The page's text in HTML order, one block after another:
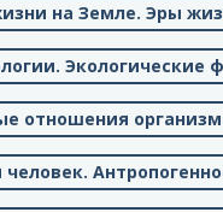
на Земле. Эры
Экологические
отношения
человек.